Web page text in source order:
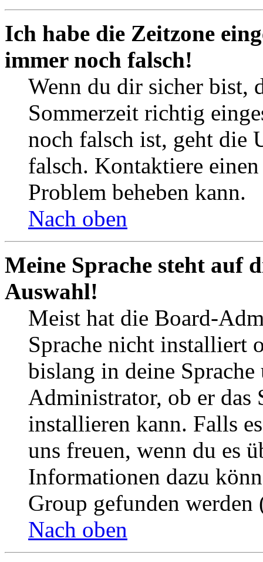
Ich habe die Zeitzone
immer noch falsch!
Wenn du dir sicher bist,
Sommerzeit richtig
noch falsch ist, geht die
falsch. Kontaktiere
Problem beheben kann.
Nach oben
Meine Sprache steht auf
Auswahl!
Meist hat die Board-
Sprache nicht installiert
bislang in deine
Administrator, ob er das
installieren kann. Falls
uns freuen, wenn du es
Informationen dazu
Group gefunden
Nach oben